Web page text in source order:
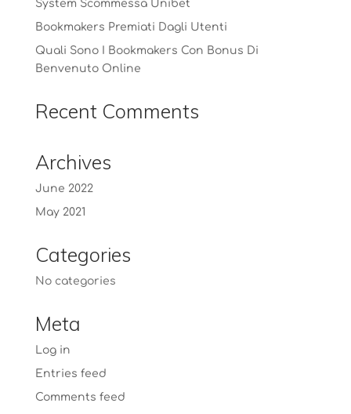
System Scommessa Unibet
Bookmakers Premiati Dagli Utenti
Quali Sono I Bookmakers Con Bonus Di
Benvenuto Online
Recent Comments
Archives
June 2022
May 2021
Categories
No categories
Meta
Log in
Entries feed
Comments feed